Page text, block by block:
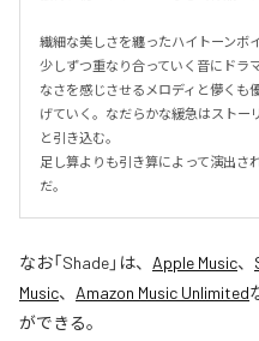
繊細な美しさを纏ったハイトーンボ
少しずつ重なり合っていく音にドラ
なさを感じさせるメロディと儚くも
げていく。なだらかな緩急はストー
と引き込む。
足し算よりも引き算によって演出さ
だ。
なお「Shade」は、 Apple Music、
Music、 Amazon Music Unlimited
ができる。